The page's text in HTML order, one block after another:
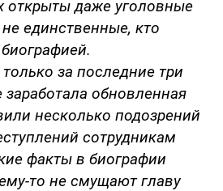
открыты даже уголовные
единственные, кто
за последние три
обновленная
несколько подозрений
сотрудникам
факты в биографии
то не смущают главу